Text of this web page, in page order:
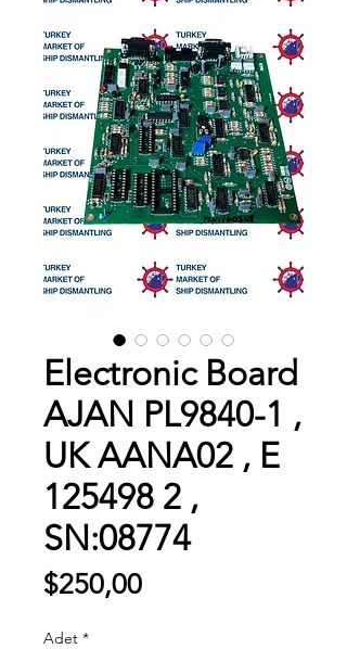
Electronic Board
AJAN PL9840-1 ,
UK AANA02 , E
125498 2 ,
SN:08774
$250,00Fiyat
Adet *